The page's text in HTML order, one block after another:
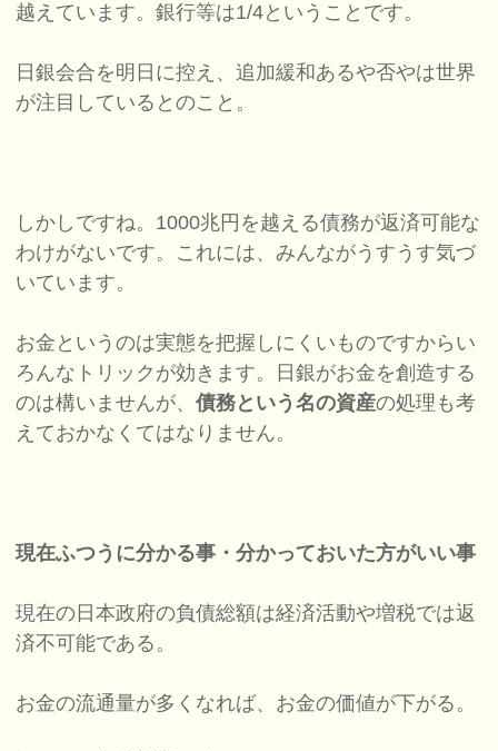
越えています。銀行等は1/4ということです。
日銀会合を明日に控え、追加緩和あるや否やは世界
が注目しているとのこと。
しかしですね。1000兆円を越える債務が返済可能な
わけがないです。これには、みんながうすうす気づ
いています。
お金というのは実態を把握しにくいものですからい
ろんなトリックが効きます。日銀がお金を創造する
のは構いませんが、債務という名の資産の処理も考
えておかなくてはなりません。
現在ふつうに分かる事・分かっておいた方がいい事
現在の日本政府の負債総額は経済活動や増税では返
済不可能である。
お金の流通量が多くなれば、お金の価値が下がる。